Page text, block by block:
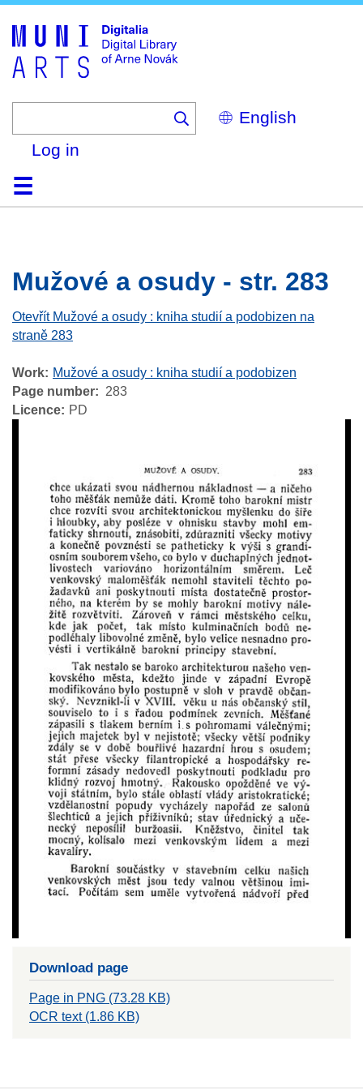
Select
your
Log in
HomeBrowse
Search
About
HelpContactDigitalia
Mužové a osudy - str. 283
Otevřít Mužové a osudy : kniha studií a podobizen na
straně 283
Work
Mužové a osudy : kniha studií a podobizen
Page number
283
Licence
PD
Download page
Page in PNG (73.28 KB)
OCR text (1.86 KB)